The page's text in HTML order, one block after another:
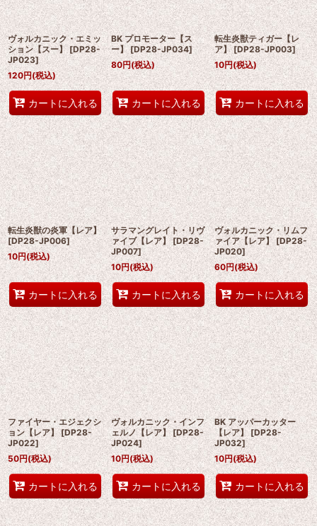
ヴォルカニック・エミッ
ション【スー】 [DP28-
JP023]
120円(税込)
カートに入れる
BK プロモーター【ス
ー】 [DP28-JP034]
80円(税込)
カートに入れる
転生炎獣ティガー【レ
ア】 [DP28-JP003]
10円(税込)
カートに入れる
転生炎獣の炎軍【レア】
[DP28-JP006]
10円(税込)
カートに入れる
サラマングレイト・リヴ
ァイブ【レア】 [DP28-
JP007]
10円(税込)
カートに入れる
ヴォルカニック・リムフ
ァイア【レア】 [DP28-
JP020]
60円(税込)
カートに入れる
ファイヤー・エジェクシ
ョン【レア】 [DP28-
JP022]
50円(税込)
カートに入れる
ヴォルカニック・インフ
ェルノ【レア】 [DP28-
JP024]
10円(税込)
カートに入れる
BK アッパーカッター
【レア】 [DP28-
JP032]
10円(税込)
カートに入れる